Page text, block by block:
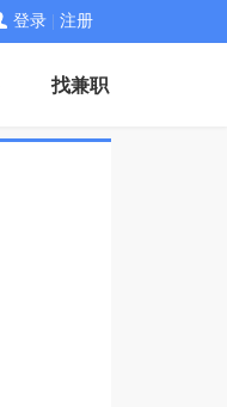
登录 注册
找兼职